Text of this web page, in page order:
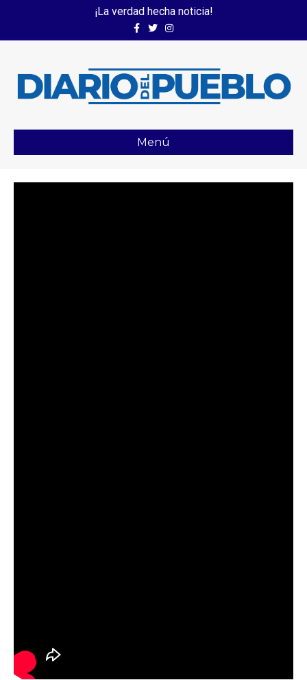
¡La verdad hecha noticia!
FacebookTwitterInstagram
Menú